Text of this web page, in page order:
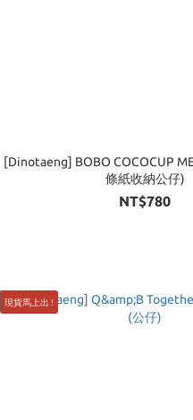
[Dinotaeng] BOBO COCOCUP
條紙收納公仔)
NT$780
現貨馬上出 !